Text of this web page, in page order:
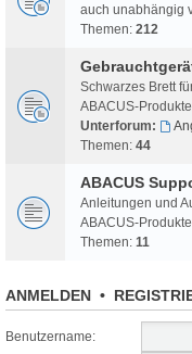
auch unabhängig
Themen: 212
Schwarzes Brett
ABACUS-
Unterforum:
Themen: 44
ABACUS
Anleitungen und
ABACUS-
Themen: 11
ANMELDEN •
Benutzername: